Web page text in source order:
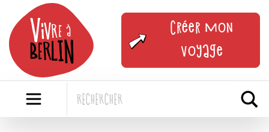
content
Créer mon
voyage